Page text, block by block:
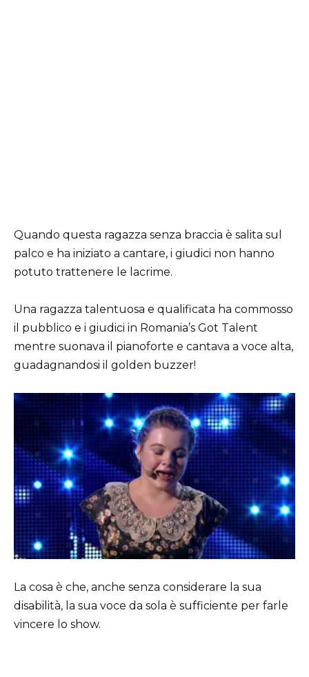
Quando questa ragazza senza braccia è salita sul
palco e ha iniziato a cantare, i giudici non hanno
potuto trattenere le lacrime.
Una ragazza talentuosa e qualificata ha commosso
il pubblico e i giudici in Romania’s Got Talent
mentre suonava il pianoforte e cantava a voce alta,
guadagnandosi il golden buzzer!
La cosa è che, anche senza considerare la sua
disabilità, la sua voce da sola è sufficiente per farle
vincere lo show.